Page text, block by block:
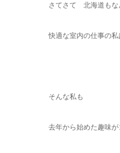
さてさて 北海道もな
快適な室内の仕事の
そんな私も
去年から始めた趣味が